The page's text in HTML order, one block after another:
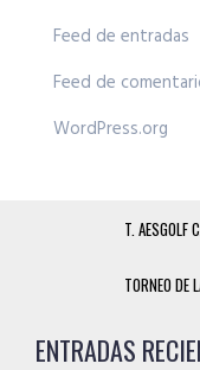
Feed de entradas
Feed de
WordPress.org
T. AESGOLF
TORNEO DE
ENTRADAS